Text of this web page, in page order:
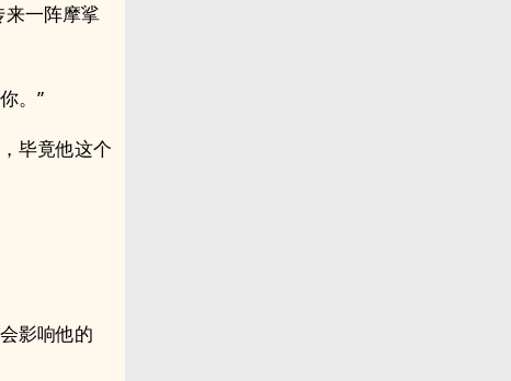
来一阵摩挲
。”
毕竟他这个
影响他的